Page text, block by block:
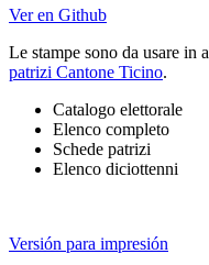
Ver en Github
Le stampe sono da usare in
patrizi Cantone Ticino.
Catalogo elettorale
Elenco completo
Schede patrizi
Elenco diciottenni
Versión para impresión